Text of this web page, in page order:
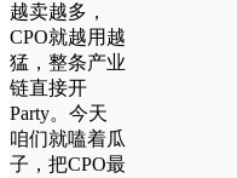
越卖越多，
CPO就越用越
猛，整条产业
链直接开
Party。今天
咱们就嗑着瓜
子，把CPO最